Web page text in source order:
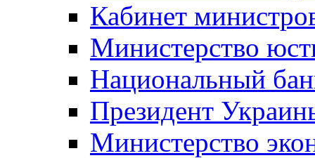
Кабинет
Министерство
Национальный
Президент
Министерство